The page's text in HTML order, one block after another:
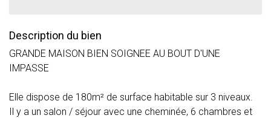
Description du bien
GRANDE MAISON BIEN SOIGNEE AU BOUT D'UNE
IMPASSE
Elle dispose de 180m² de surface habitable sur 3 niveaux.
Il y a un salon / séjour avec une cheminée, 6 chambres et